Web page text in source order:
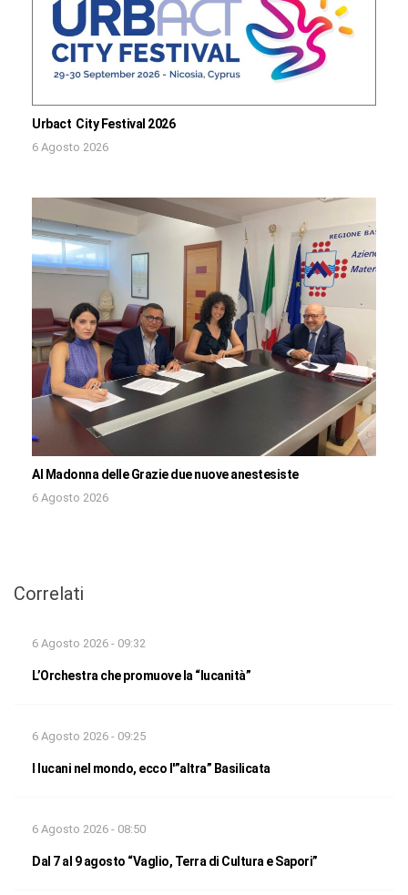
Urbact City Festival 2026
6 Agosto 2026
Al Madonna delle Grazie due nuove anestesiste
6 Agosto 2026
Correlati
6 Agosto 2026 - 09:32
L’Orchestra che promuove la “lucanità”
6 Agosto 2026 - 09:25
I lucani nel mondo, ecco l'”altra” Basilicata
6 Agosto 2026 - 08:50
Dal 7 al 9 agosto “Vaglio, Terra di Cultura e Sapori”